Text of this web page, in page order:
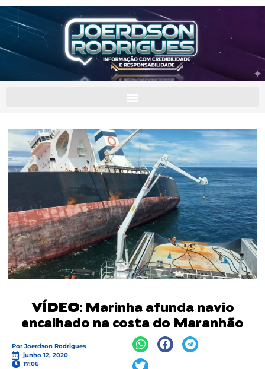
VÍDEO: Marinha afunda navio
encalhado na costa do Maranhão
Por Joerdson Rodrigues
junho 12, 2020
17:06